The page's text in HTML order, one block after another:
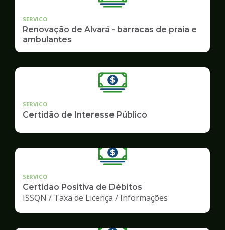
SERVICO
Renovação de Alvará - barracas de praia e
ambulantes
SERVICO
Certidão de Interesse Público
SERVICO
Certidão Positiva de Débitos
ISSQN / Taxa de Licença / Informações